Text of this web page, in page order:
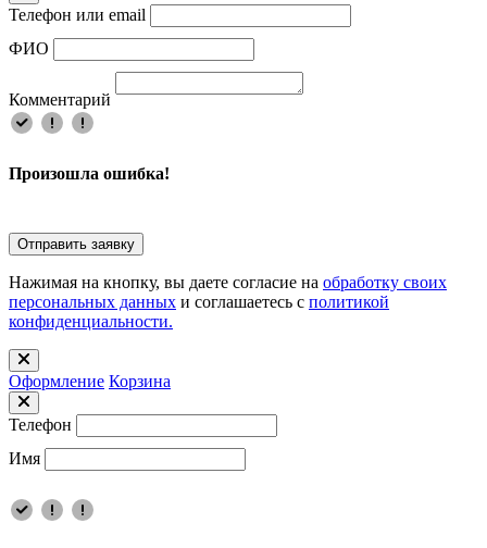
Телефон или email
ФИО
Комментарий
Произошла ошибка!
Отправить заявку
Нажимая на кнопку, вы даете согласие на обработку своих
персональных данных и соглашаетесь с политикой
конфиденциальности.
Оформлениe Корзина
Телефон
Имя